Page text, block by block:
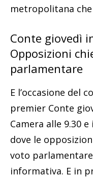
metropolitana
Conte giovedì
Opposizioni
parlamentare
E l’occasione del
premier Conte
Camera alle 9.30
dove le
voto
informativa. E in